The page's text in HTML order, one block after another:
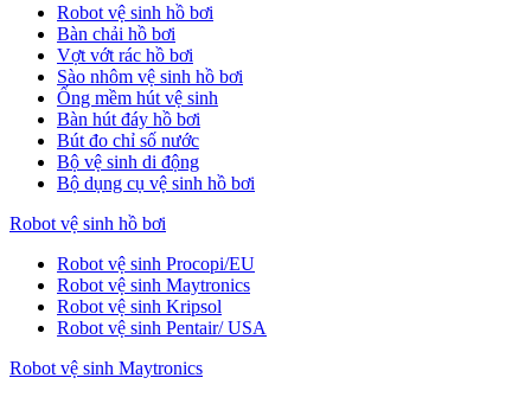
Robot vệ sinh hồ bơi
Bàn chải hồ bơi
Vợt vớt rác hồ bơi
Sào nhôm vệ sinh hồ bơi
Ống mềm hút vệ sinh
Bàn hút đáy hồ bơi
Bút đo chỉ số nước
Bộ vệ sinh di động
Bộ dụng cụ vệ sinh hồ bơi
Robot vệ sinh hồ bơi
Robot vệ sinh Procopi/EU
Robot vệ sinh Maytronics
Robot vệ sinh Kripsol
Robot vệ sinh Pentair/ USA
Robot vệ sinh Maytronics